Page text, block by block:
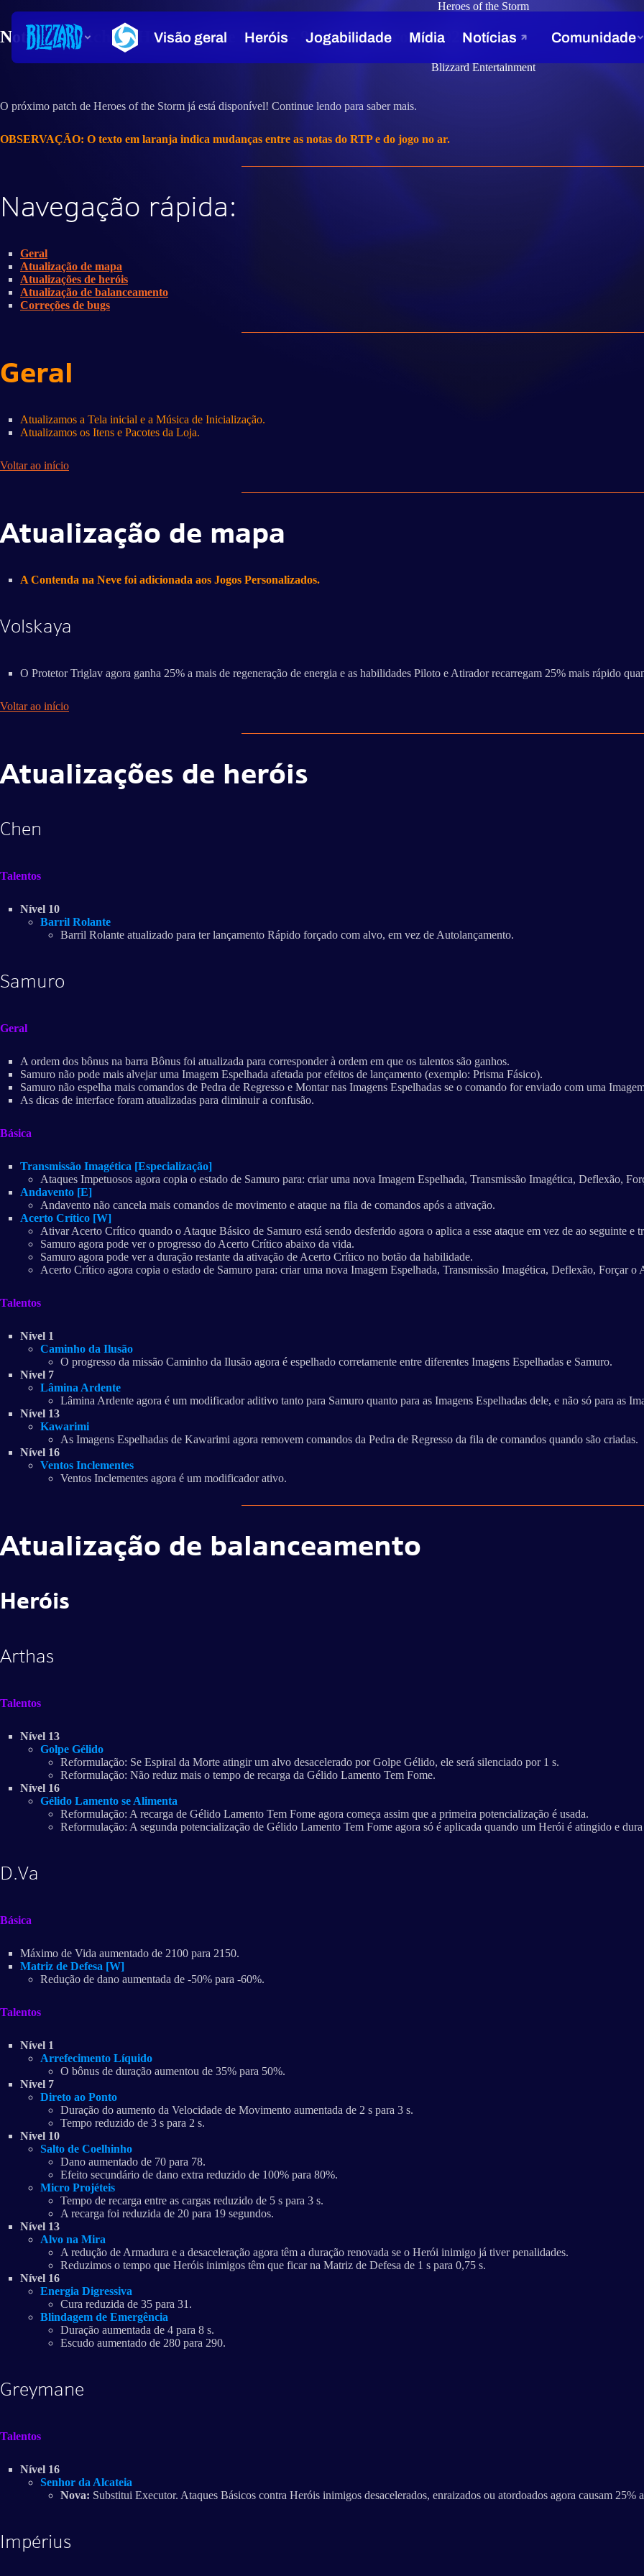
Heroes of the Storm
Notas do Patch do Heroes of the Storm - 9 de dezembro de 2024
Blizzard Entertainment
O próximo patch de Heroes of the Storm já está disponível! Continue lendo para saber mais.
OBSERVAÇÃO: O texto em laranja indica mudanças entre as notas do RTP e do jogo no ar.
Navegação rápida:
Geral
Atualização de mapa
Atualizações de heróis
Atualização de balanceamento
Correções de bugs
Geral
Atualizamos a Tela inicial e a Música de Inicialização.
Atualizamos os Itens e Pacotes da Loja.
Voltar ao início
Atualização de mapa
A Contenda na Neve foi adicionada aos Jogos Personalizados.
Volskaya
O Protetor Triglav agora ganha 25% a mais de regeneração de energia e as habilidades Piloto e Atirador recarregam 25% mais rápido
Voltar ao início
Atualizações de heróis
Chen
Talentos
Nível 10
Barril Rolante
Barril Rolante atualizado para ter lançamento Rápido forçado com alvo, em vez de Autolançamento.
Samuro
Geral
A ordem dos bônus na barra Bônus foi atualizada para corresponder à ordem em que os talentos são ganhos.
Samuro não pode mais alvejar uma Imagem Espelhada afetada por efeitos de lançamento (exemplo: Prisma Fásico).
Samuro não espelha mais comandos de Pedra de Regresso e Montar nas Imagens Espelhadas se o comando for enviado com uma
As dicas de interface foram atualizadas para diminuir a confusão.
Básica
Transmissão Imagética [Especialização]
Ataques Impetuosos agora copia o estado de Samuro para: criar uma nova Imagem Espelhada, Transmissão Imagética, Deflexão,
Andavento [E]
Andavento não cancela mais comandos de movimento e ataque na fila de comandos após a ativação.
Acerto Crítico [W]
Ativar Acerto Crítico quando o Ataque Básico de Samuro está sendo desferido agora o aplica a esse ataque em vez de ao seguinte
Samuro agora pode ver o progresso do Acerto Crítico abaixo da vida.
Samuro agora pode ver a duração restante da ativação de Acerto Crítico no botão da habilidade.
Acerto Crítico agora copia o estado de Samuro para: criar uma nova Imagem Espelhada, Transmissão Imagética, Deflexão, Forçar o
Talentos
Nível 1
Caminho da Ilusão
O progresso da missão Caminho da Ilusão agora é espelhado corretamente entre diferentes Imagens Espelhadas e Samuro.
Nível 7
Lâmina Ardente
Lâmina Ardente agora é um modificador aditivo tanto para Samuro quanto para as Imagens Espelhadas dele, e não só para as
Nível 13
Kawarimi
As Imagens Espelhadas de Kawarimi agora removem comandos da Pedra de Regresso da fila de comandos quando são criadas.
Nível 16
Ventos Inclementes
Ventos Inclementes agora é um modificador ativo.
Atualização de balanceamento
Heróis
Arthas
Talentos
Nível 13
Golpe Gélido
Reformulação: Se Espiral da Morte atingir um alvo desacelerado por Golpe Gélido, ele será silenciado por 1 s.
Reformulação: Não reduz mais o tempo de recarga da Gélido Lamento Tem Fome.
Nível 16
Gélido Lamento se Alimenta
Reformulação: A recarga de Gélido Lamento Tem Fome agora começa assim que a primeira potencialização é usada.
Reformulação: A segunda potencialização de Gélido Lamento Tem Fome agora só é aplicada quando um Herói é atingido e
D.Va
Básica
Máximo de Vida aumentado de 2100 para 2150.
Matriz de Defesa [W]
Redução de dano aumentada de -50% para -60%.
Talentos
Nível 1
Arrefecimento Líquido
O bônus de duração aumentou de 35% para 50%.
Nível 7
Direto ao Ponto
Duração do aumento da Velocidade de Movimento aumentada de 2 s para 3 s.
Tempo reduzido de 3 s para 2 s.
Nível 10
Salto de Coelhinho
Dano aumentado de 70 para 78.
Efeito secundário de dano extra reduzido de 100% para 80%.
Micro Projéteis
Tempo de recarga entre as cargas reduzido de 5 s para 3 s.
A recarga foi reduzida de 20 para 19 segundos.
Nível 13
Alvo na Mira
A redução de Armadura e a desaceleração agora têm a duração renovada se o Herói inimigo já tiver penalidades.
Reduzimos o tempo que Heróis inimigos têm que ficar na Matriz de Defesa de 1 s para 0,75 s.
Nível 16
Energia Digressiva
Cura reduzida de 35 para 31.
Blindagem de Emergência
Duração aumentada de 4 para 8 s.
Escudo aumentado de 280 para 290.
Greymane
Talentos
Nível 16
Senhor da Alcateia
Nova: Substitui Executor. Ataques Básicos contra Heróis inimigos desacelerados, enraizados ou atordoados agora causam
Impérius